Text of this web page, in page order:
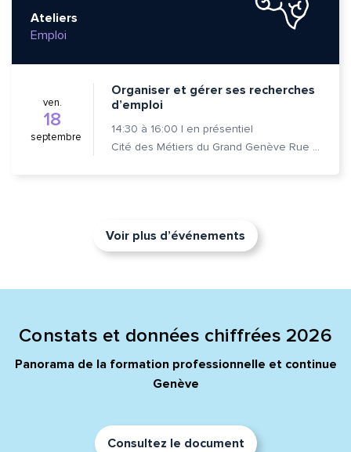
Ateliers
Emploi
ven.
18
septembre
Organiser et gérer ses recherches
d’emploi
14:30 à 16:00 | en présentiel
Cité des Métiers du Grand Genève Rue Prévost-Martin 6 1205 Genève
Voir plus d’événements
Constats et données chiffrées 2026
Panorama de la formation professionnelle et continue
Genève
Consultez le document